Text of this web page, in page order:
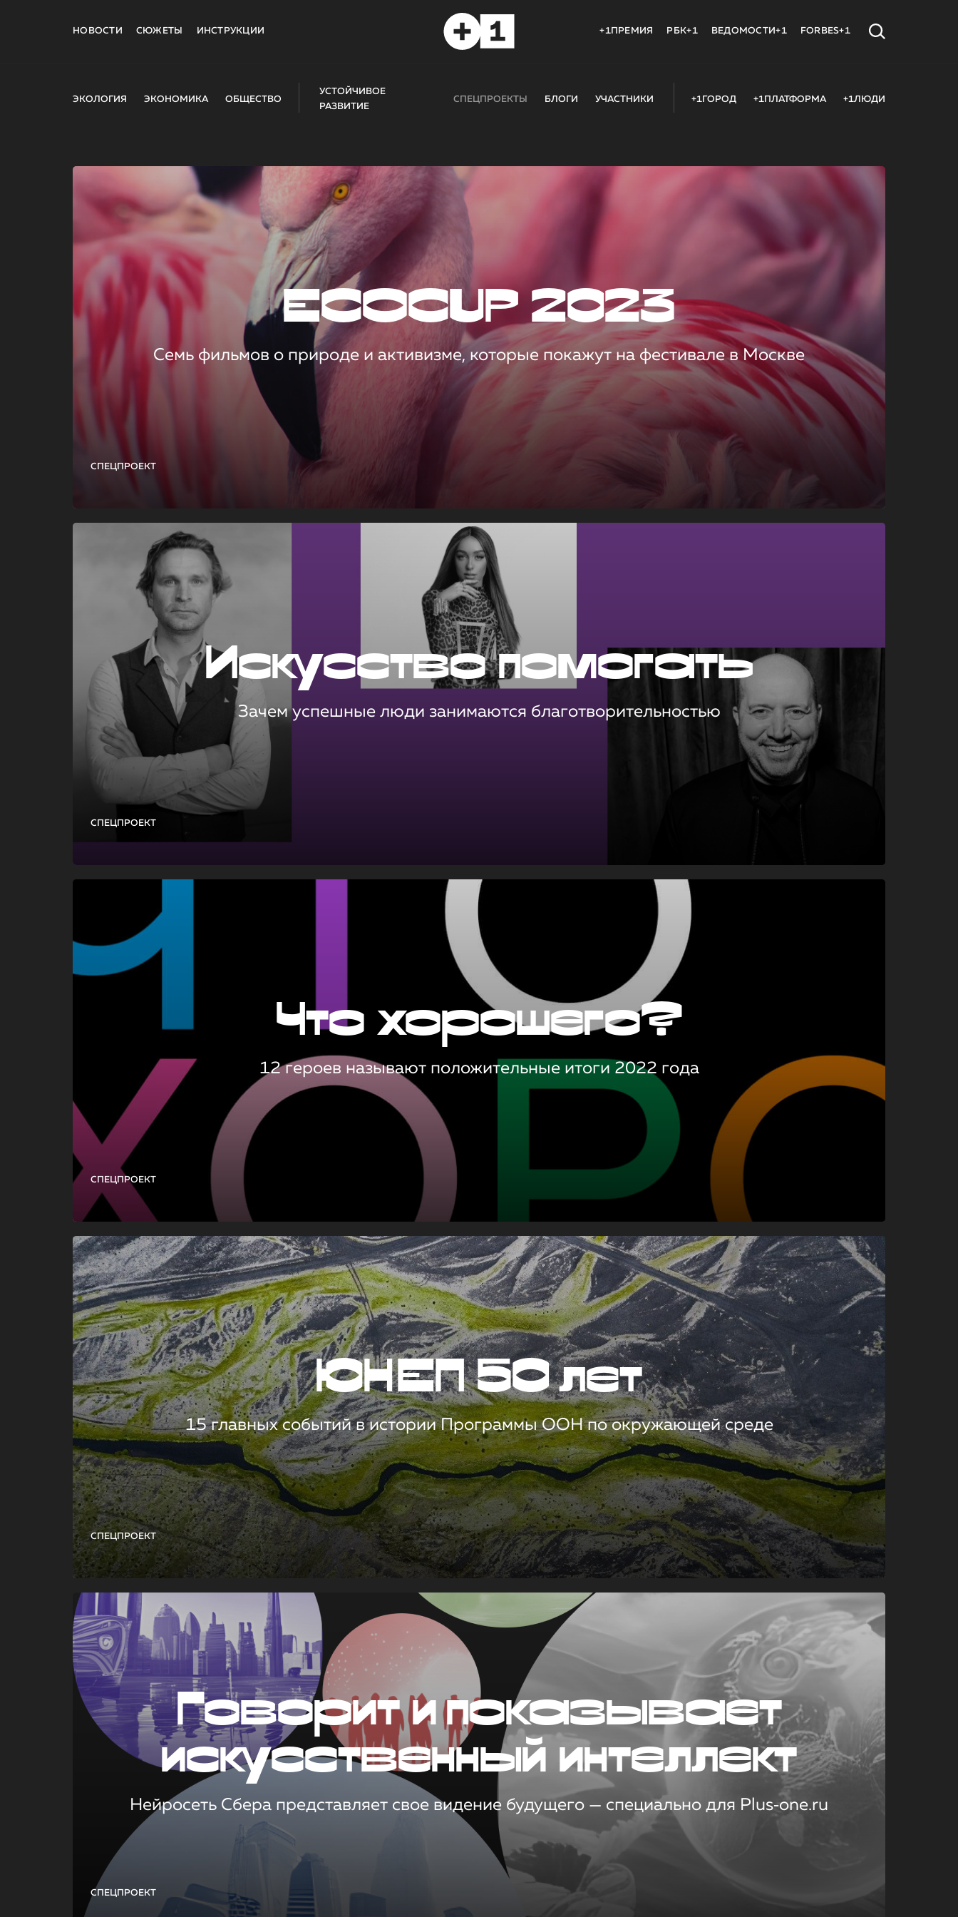
НОВОСТИ СЮЖЕТЫ ИНСТРУКЦИИ +1ПРЕМИЯ РБК+1 ВЕДОМОСТИ+1 FORBES+1
ЭКОЛОГИЯ ЭКОНОМИКА ОБЩЕСТВО
УСТОЙЧИВОЕ
РАЗВИТИЕ
СПЕЦПРОЕКТЫ БЛОГИ УЧАСТНИКИ +1ГОРОД +1ПЛАТФОРМА +1ЛЮДИ
СПЕЦПРОЕКТ
ECOCUP 2023
Семь фильмов о природе и активизме, которые покажут на фестивале в Москве
СПЕЦПРОЕКТ
Искусство помогать
Зачем успешные люди занимаются благотворительностью
СПЕЦПРОЕКТ
Что хорошего?
12 героев называют положительные итоги 2022 года
СПЕЦПРОЕКТ
ЮНЕП 50 лет
15 главных событий в истории Программы ООН по окружающей среде
СПЕЦПРОЕКТ
Говорит и показывает
искусственный интеллект
Нейросеть Сбера представляет свое видение будущего — специально для Plus‑one.ru